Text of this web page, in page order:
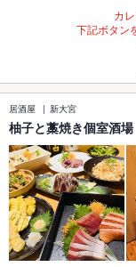
カ
下記ボタン
居酒屋 新大宮
柚子と藁焼き個室酒